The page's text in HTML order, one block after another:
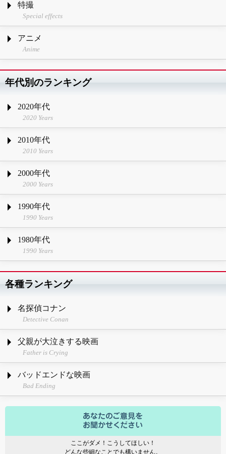
特撮
Special effects
アニメ
Anime
年代別のランキング
2020年代
2020 Years
2010年代
2010 Years
2000年代
2000 Years
1990年代
1990 Years
1980年代
1990 Years
各種ランキング
名探偵コナン
Detective Conan
父親が大泣きする映画
Father is Crying
バッドエンドな映画
Bad Ending
ここがダメ！こうしてほしい！
どんな些細なことでも構いません。